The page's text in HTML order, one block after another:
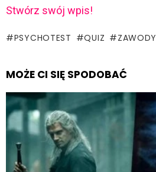
Stwórz swój wpis!
PSYCHOTEST QUIZ ZAWODY
MOŻE CI SIĘ SPODOBAĆ